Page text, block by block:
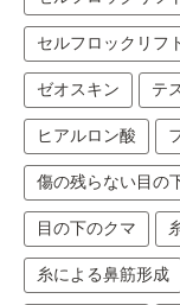
セルフロックリフ
ゼオスキン テ
ヒアルロン酸
傷の残らない目の
目の下のクマ
糸による鼻筋形成